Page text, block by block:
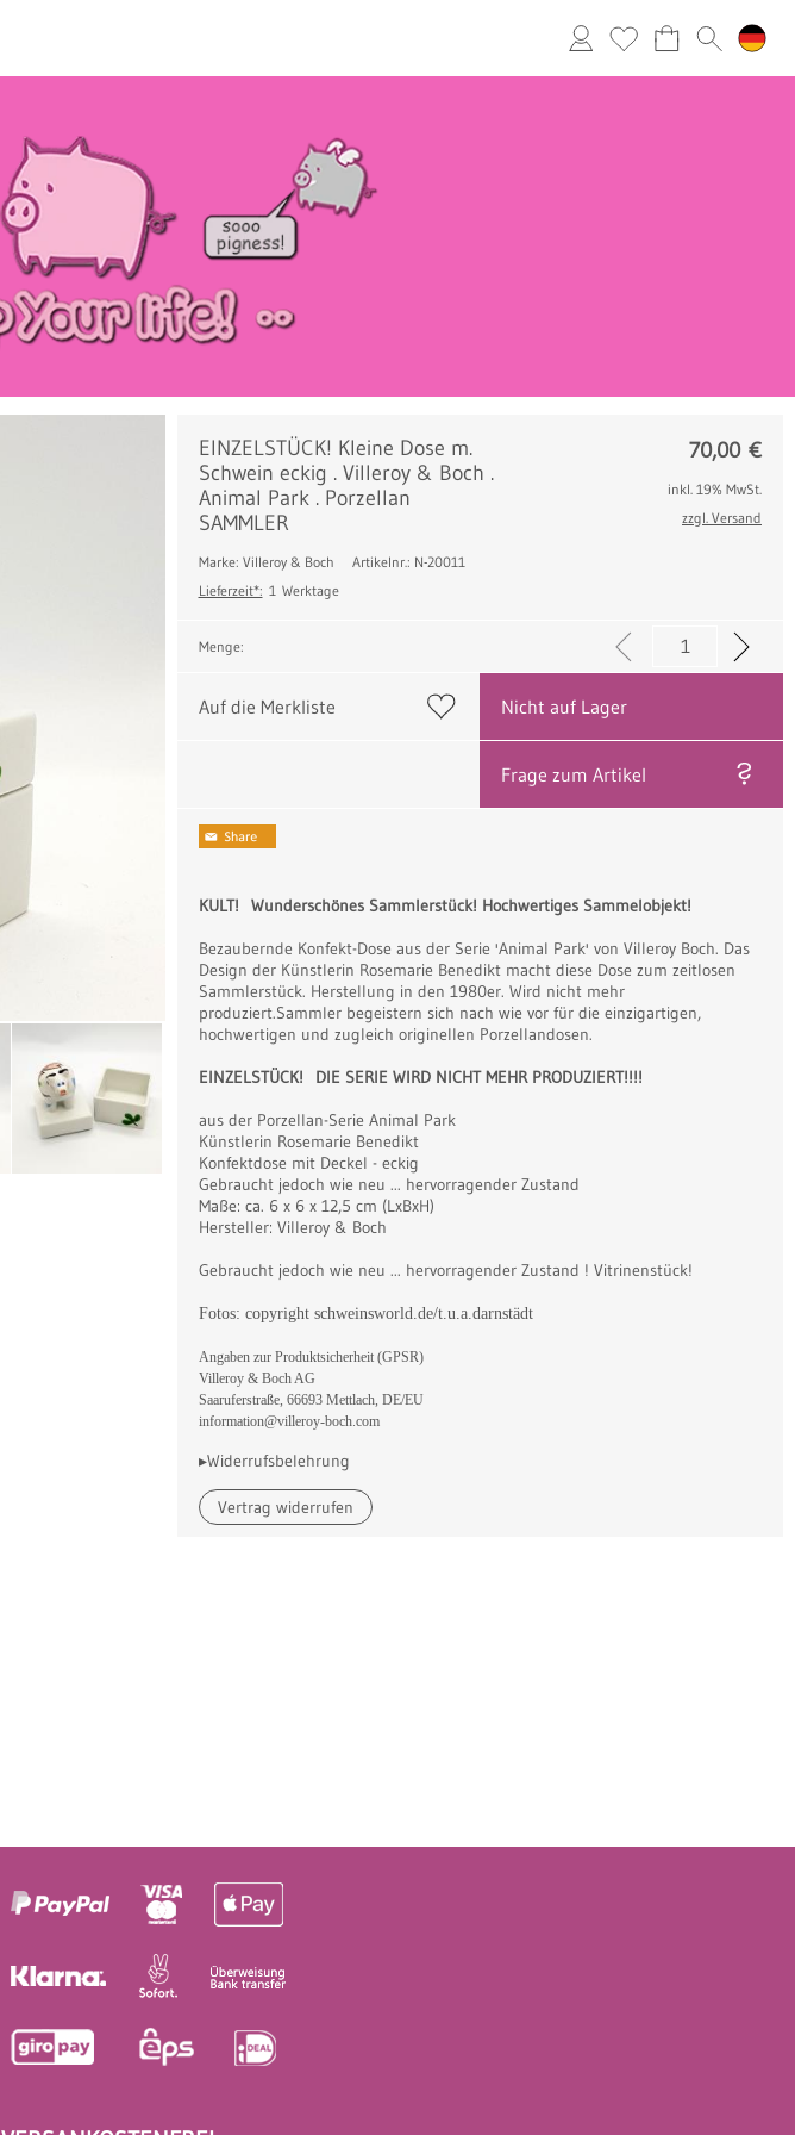
70,00€
EINZELSTÜCK! Kleine Dose m.
Schwein eckig . Villeroy & Boch .
Animal Park . Porzellan
SAMMLER
Marke: Villeroy & Boch Artikelnr.: N-20011
Lieferzeit*: 1 Werktage
inkl. 19% MwSt.
zzgl. Versand
Menge:
Auf die Merkliste Nicht auf Lager
Frage zum Artikel
KULT! Wunderschönes Sammlerstück! Hochwertiges Sammelobjekt!
Bezaubernde Konfekt-Dose aus der Serie 'Animal Park' von Villeroy Boch. Das
Design der Künstlerin Rosemarie Benedikt macht diese Dose zum zeitlosen
Sammlerstück. Herstellung in den 1980er. Wird nicht mehr
produziert.Sammler begeistern sich nach wie vor für die einzigartigen,
hochwertigen und zugleich originellen Porzellandosen.
EINZELSTÜCK! DIE SERIE WIRD NICHT MEHR PRODUZIERT!!!!
aus der Porzellan-Serie Animal Park
Künstlerin Rosemarie Benedikt
Konfektdose mit Deckel - eckig
Gebraucht jedoch wie neu ... hervorragender Zustand
Maße: ca. 6 x 6 x 12,5 cm (LxBxH)
Hersteller: Villeroy & Boch
Gebraucht jedoch wie neu ... hervorragender Zustand ! Vitrinenstück!
Fotos: copyright schweinsworld.de/t.u.a.darnstädt
Angaben zur Produktsicherheit (GPSR)
Villeroy & Boch AG
Saaruferstraße, 66693 Mettlach, DE/EU
information@villeroy-boch.com
▸Widerrufsbelehrung
Vertrag widerrufen